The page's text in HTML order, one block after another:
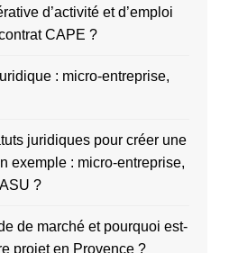
d’activité et d’emploi
CAPE ?
: micro-entreprise,
juridiques pour créer une
exemple : micro-entreprise,
?
de marché et pourquoi est-
projet en Provence ?